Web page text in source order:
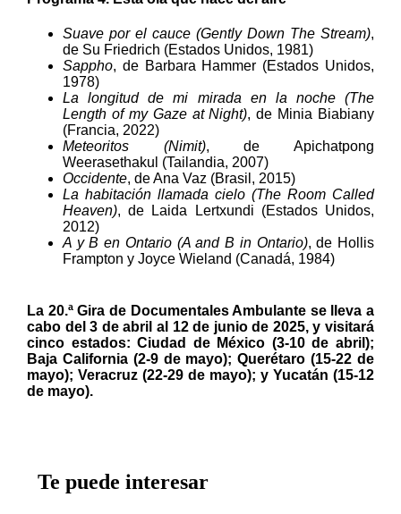
Suave por el cauce (Gently Down The Stream),
de Su Friedrich (Estados Unidos, 1981)
Sappho, de Barbara Hammer (Estados Unidos,
1978)
La longitud de mi mirada en la noche (The
Length of my Gaze at Night), de Minia Biabiany
(Francia, 2022)
Meteoritos (Nimit), de Apichatpong
Weerasethakul (Tailandia, 2007)
Occidente, de Ana Vaz (Brasil, 2015)
La habitación llamada cielo (The Room Called
Heaven), de Laida Lertxundi (Estados Unidos,
2012)
A y B en Ontario (A and B in Ontario), de Hollis
Frampton y Joyce Wieland (Canadá, 1984)
La 20.ª Gira de Documentales Ambulante se lleva a
cabo del 3 de abril al 12 de junio de 2025, y visitará
cinco estados: Ciudad de México (3-10 de abril);
Baja California (2-9 de mayo); Querétaro (15-22 de
mayo); Veracruz (22-29 de mayo); y Yucatán (15-12
de mayo).
Te puede interesar